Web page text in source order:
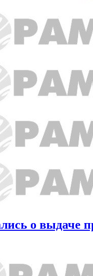
о выдаче